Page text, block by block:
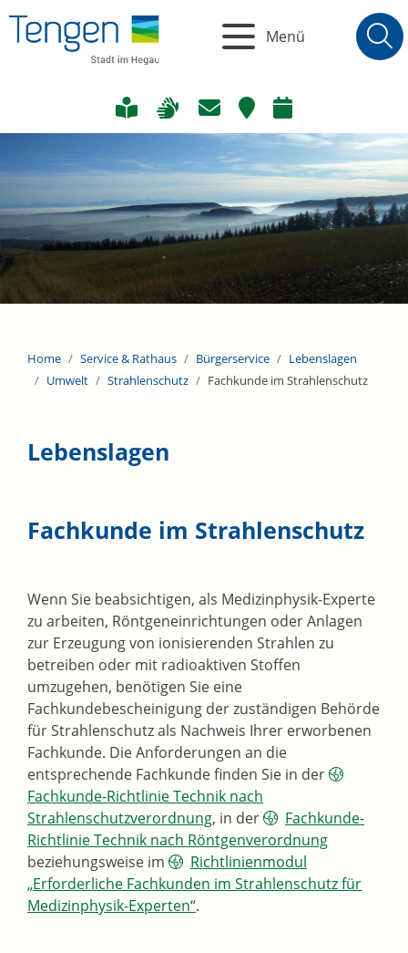
Menü
Home Service & Rathaus Bürgerservice
Lebenslagen
Umwelt
Strahlenschutz Fachkunde im Strahlenschutz
Lebenslagen
Fachkunde im Strahlenschutz
Wenn Sie beabsichtigen, als Medizinphysik-Experte
zu arbeiten, Röntgeneinrichtungen oder Anlagen
zur Erzeugung von ionisierenden Strahlen zu
betreiben oder mit radioaktiven Stoffen
umzugehen, benötigen Sie eine
Fachkundebescheinigung der zuständigen Behörde
für Strahlenschutz als Nachweis Ihrer erworbenen
Fachkunde. Die Anforderungen an die
entsprechende Fachkunde finden Sie in der
Fachkunde-Richtlinie Technik nach
Strahlenschutzverordnung, in der
Fachkunde-
Richtlinie Technik nach Röntgenverordnung
beziehungsweise im
Richtlinienmodul
„Erforderliche Fachkunden im Strahlenschutz für
Medizinphysik-Experten“.